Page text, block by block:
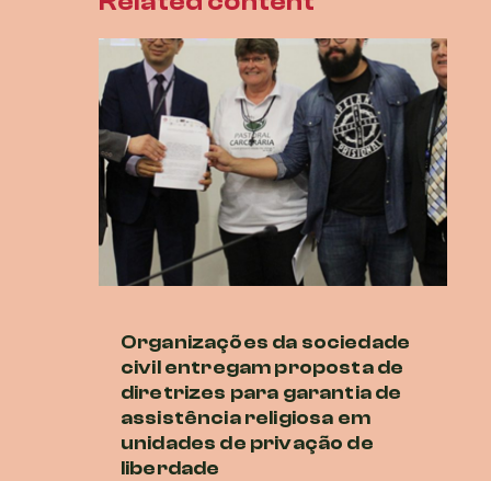
Organizações da sociedade
civil entregam proposta de
diretrizes para garantia de
assistência religiosa em
unidades de privação de
liberdade